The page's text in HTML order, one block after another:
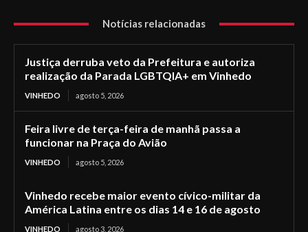
Notícias relacionadas
Justiça derruba veto da Prefeitura e autoriza
realização da Parada LGBTQIA+ em Vinhedo
VINHEDO agosto 5, 2026
Feira livre de terça-feira de manhã passa a
funcionar na Praça do Avião
VINHEDO agosto 5, 2026
Vinhedo recebe maior evento cívico-militar da
América Latina entre os dias 14 e 16 de agosto
VINHEDO agosto 3, 2026